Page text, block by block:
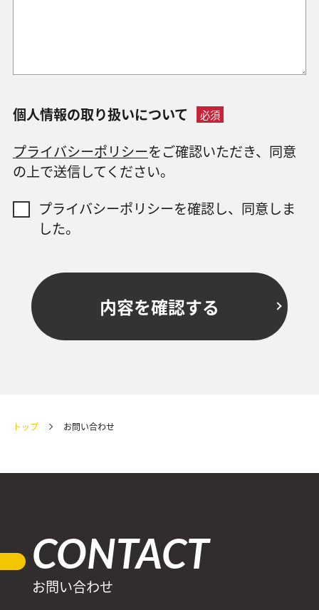
個人情報の取り扱いについて 必須
プライバシーポリシーをご確認いただき、同意
の上で送信してください。
プライバシーポリシーを確認し、同意しま
した。
トップ お問い合わせ
CONTACT
お問い合わせ